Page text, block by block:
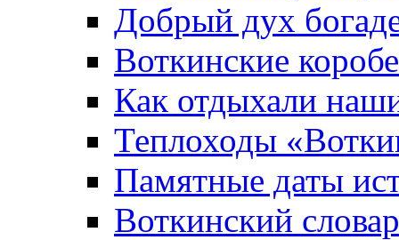
Добрый дух
Воткинские
Как отдыхали
Теплоходы
Памятные даты
Воткинский